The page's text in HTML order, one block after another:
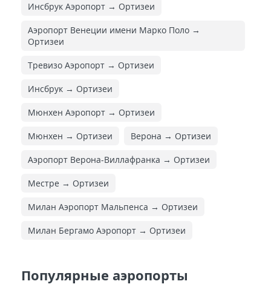
Инсбрук Аэропорт → Ортизеи
Аэропорт Венеции имени Марко Поло →
Ортизеи
Тревизо Аэропорт → Ортизеи
Инсбрук → Ортизеи
Мюнхен Аэропорт → Ортизеи
Мюнхен → Ортизеи Верона → Ортизеи
Аэропорт Верона-Виллафранка → Ортизеи
Местре → Ортизеи
Милан Аэропорт Мальпенса → Ортизеи
Милан Бергамо Аэропорт → Ортизеи
Популярные аэропорты